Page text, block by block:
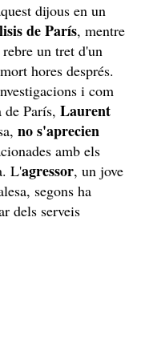
dijous en un
de París, mentre
un tret d'un
hores després.
i com
París, Laurent
no s'aprecien
amb els
L'agressor, un jove
segons ha
dels serveis